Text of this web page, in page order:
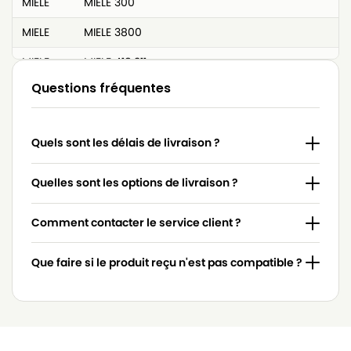
MIELE
MIELE 3800
MIELE
MIELE 418.311
MIELE
MIELE 4306916
MIELE
MIELE 4854915
MIELE
MIELE 617063
MIELE
MIELE 7736191
MIELE
MIELE 837.086
MIELE
MIELE 9442600
Questions fréquentes
Quels sont les délais de livraison ?
Quelles sont les options de livraison ?
Comment contacter le service client ?
Que faire si le produit reçu n'est pas compatible ?